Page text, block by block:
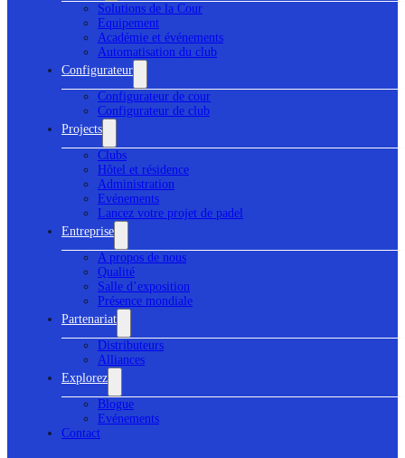
Solutions de la Cour
Equipement
Académie et événements
Automatisation du club
Configurateur
Configurateur de cour
Configurateur de club
Projects
Clubs
Hôtel et résidence
Administration
Evénements
Lancez votre projet de padel
Entreprise
A propos de nous
Qualité
Salle d’exposition
Présence mondiale
Partenariat
Distributeurs
Alliances
Explorez
Blogue
Evénements
Contact